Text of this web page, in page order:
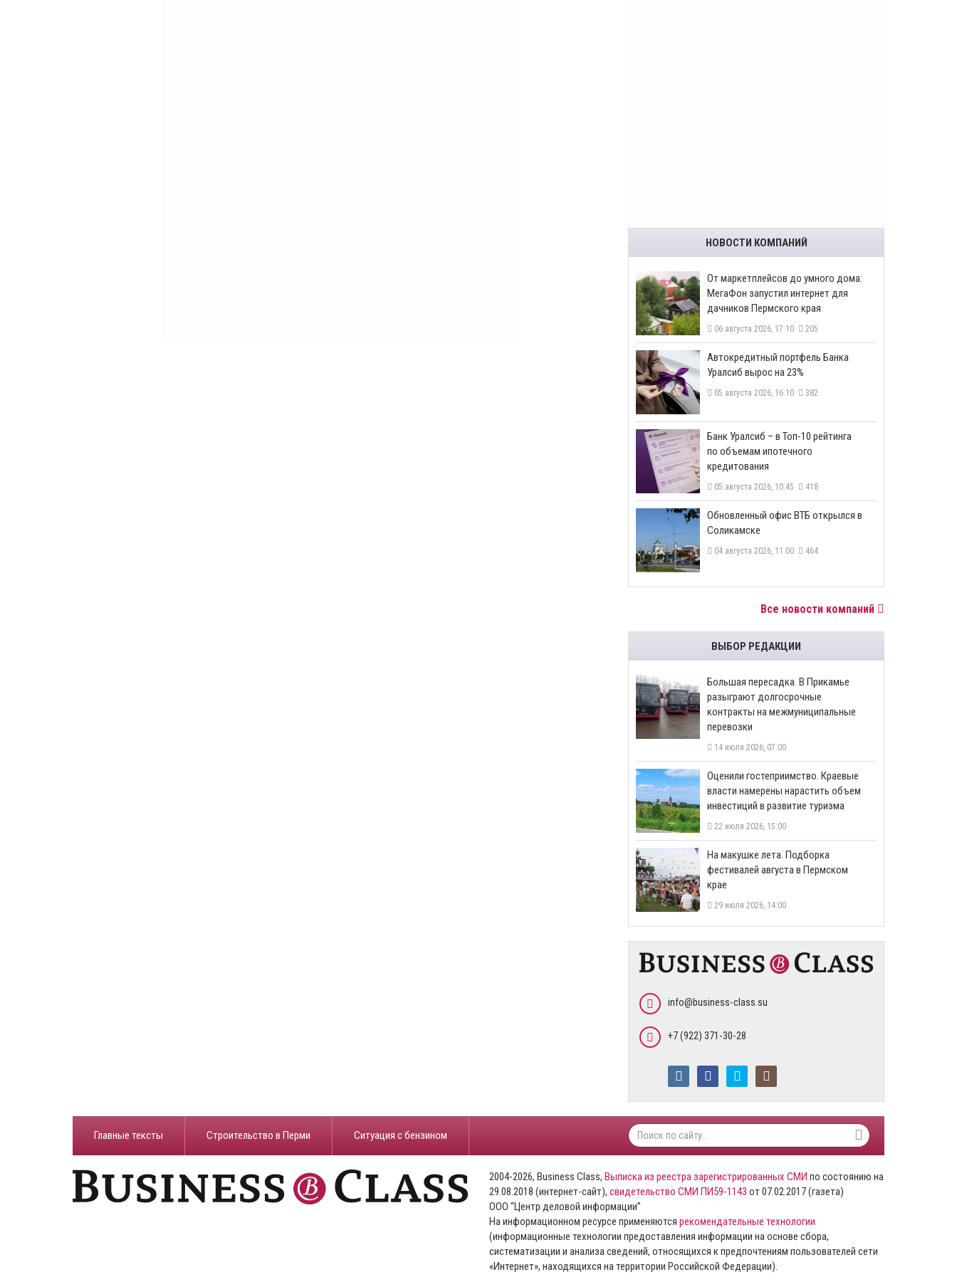
НОВОСТИ КОМПАНИЙ
От маркетплейсов до умного дома:
МегаФон запустил интернет для
дачников Пермского края
06 августа 2026, 17:10 205
​Автокредитный портфель Банка
Уралсиб вырос на 23%
05 августа 2026, 16:10 382
​Банк Уралсиб – в Топ-10 рейтинга
по объемам ипотечного
кредитования
05 августа 2026, 10:45 418
​Обновленный офис ВТБ открылся в
Соликамске
04 августа 2026, 11:00 464
Все новости компаний
ВЫБОР РЕДАКЦИИ
Большая пересадка. В Прикамье
разыграют долгосрочные
контракты на межмуниципальные
перевозки
14 июля 2026, 07:00
Оценили гостеприимство. Краевые
власти намерены нарастить объем
инвестиций в развитие туризма
22 июля 2026, 15:00
На макушке лета. Подборка
фестивалей августа в Пермском
крае
29 июля 2026, 14:00
info@business-class.su
+7 (922) 371-30-28
Главные тексты Строительство в Перми ​Ситуация с бензином
2004-2026, Business Class, Выписка из реестра зарегистрированных СМИ по состоянию на
29.08.2018 (интернет-сайт), свидетельство СМИ ПИ59-1143 от 07.02.2017 (газета)
ООО “Центр деловой информации”
На информационном ресурсе применяются рекомендательные технологии
(информационные технологии предоставления информации на основе сбора,
систематизации и анализа сведений, относящихся к предпочтениям пользователей сети
«Интернет», находящихся на территории Российской Федерации).